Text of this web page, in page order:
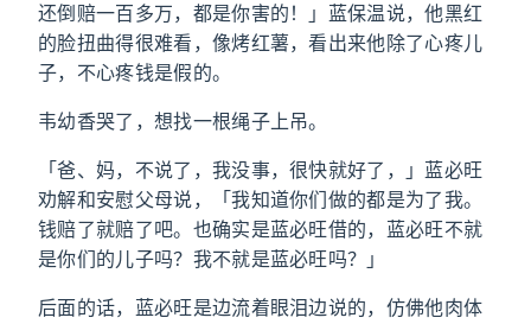
还倒赔一百多万，都是你害的！」蓝保温说，他黑红
的脸扭曲得很难看，像烤红薯，看出来他除了心疼儿
子，不心疼钱是假的。
韦幼香哭了，想找一根绳子上吊。
「爸、妈，不说了，我没事，很快就好了，」蓝必旺
劝解和安慰父母说，「我知道你们做的都是为了我。
钱赔了就赔了吧。也确实是蓝必旺借的，蓝必旺不就
是你们的儿子吗？我不就是蓝必旺吗？」
后面的话，蓝必旺是边流着眼泪边说的，仿佛他肉体